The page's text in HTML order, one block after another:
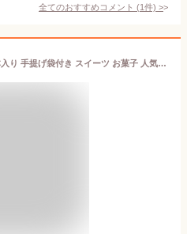
全てのおすすめコメント (1件) >
ヨックモック シガール 30本入り 手提げ袋付き スイーツ お菓子 人気 手土産 差し入れ ギフト